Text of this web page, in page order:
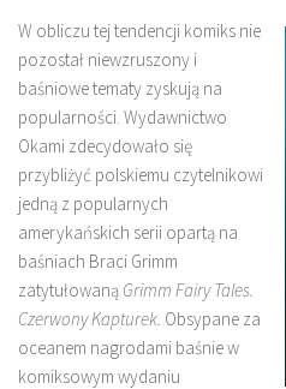
W obliczu tej tendencji komiks nie
pozostał niewzruszony i
baśniowe tematy zyskują na
popularności. Wydawnictwo
Okami zdecydowało się
przybliżyć polskiemu czytelnikowi
jedną z popularnych
amerykańskich serii opartą na
baśniach Braci Grimm
zatytułowaną Grimm Fairy Tales.
Czerwony Kapturek. Obsypane za
oceanem nagrodami baśnie w
komiksowym wydaniu